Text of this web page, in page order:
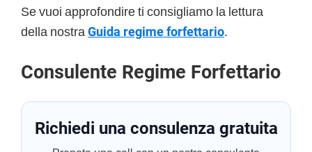
Se vuoi approfondire ti consigliamo la lettura
della nostra Guida regime forfettario.
Consulente Regime Forfettario
Richiedi una consulenza gratuita